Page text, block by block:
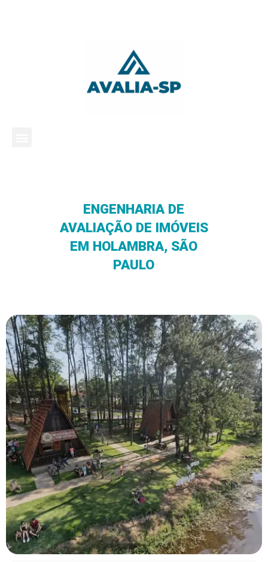
ENGENHARIA DE
AVALIAÇÃO DE IMÓVEIS
EM HOLAMBRA, SÃO
PAULO